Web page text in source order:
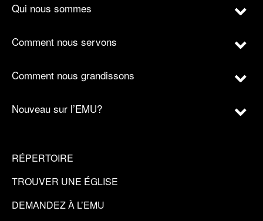
Qui nous sommes
Comment nous servons
Comment nous grandissons
Nouveau sur l’EMU?
RÉPERTOIRE
TROUVER UNE ÉGLISE
DEMANDEZ À L’EMU